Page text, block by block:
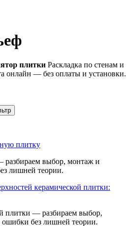
плитки Раскладка по стенам и
онлайн — без оплаты и установки.
плитку
разбираем выбор, монтаж и
лишней теории.
керамической плитки:
плитки — разбираем выбор,
без лишней теории.